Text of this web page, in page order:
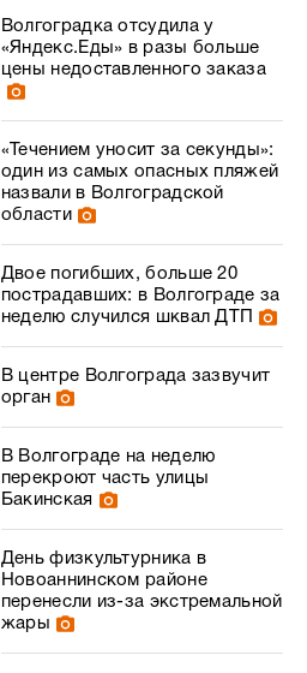
Волгоградка отсудила у
«Яндекс.Еды» в разы больше
цены недоставленного заказа
«Течением уносит за секунды»:
один из самых опасных пляжей
назвали в Волгоградской
области
Двое погибших, больше 20
пострадавших: в Волгограде за
неделю случился шквал ДТП
В центре Волгограда зазвучит
орган
В Волгограде на неделю
перекроют часть улицы
Бакинская
День физкультурника в
Новоаннинском районе
перенесли из-за экстремальной
жары